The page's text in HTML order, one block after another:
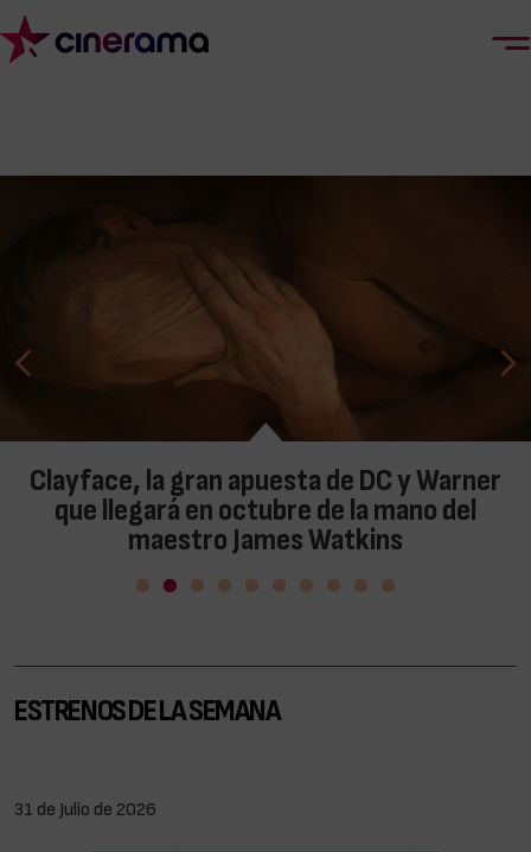
Clayface, la gran apuesta de DC y Warner
que llegará en octubre de la mano del
maestro James Watkins
0
ESTRENOS DE LA SEMANA
31 de Julio de 2026